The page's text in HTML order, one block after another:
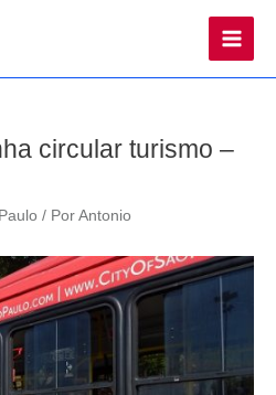
Main
circular turismo –
/ Por Antonio